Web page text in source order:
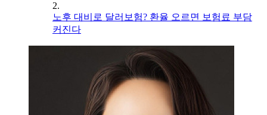
2.
노후 대비로 달러보험? 환율 오르면 보험료 부담
커진다